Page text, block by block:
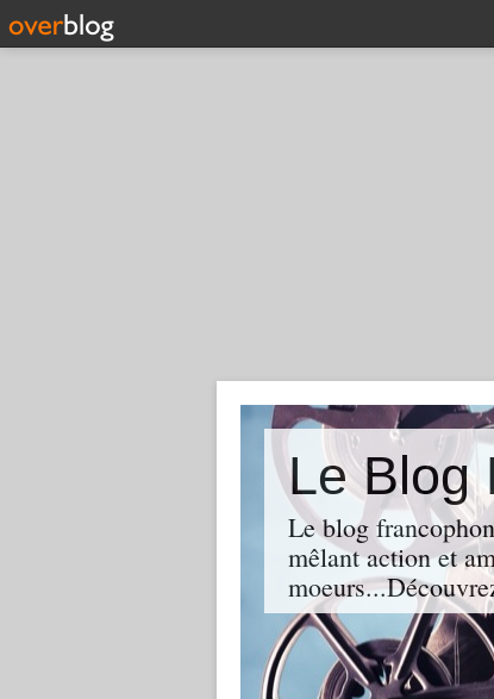
Le Blog
Le blog
mêlant action et